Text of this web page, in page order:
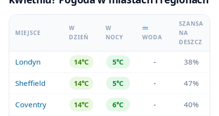
MIEJSCE
W
DZIEŃ
W
NOCY
WODA
SZANSA
NA
DESZCZ
Londyn 14℃ 5℃ - 38%
Sheffield 14℃ 5℃ - 47%
Coventry 14℃ 6℃ - 40%